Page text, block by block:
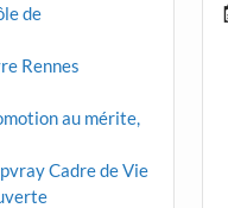
de
Rennes
au mérite,
Cadre de Vie